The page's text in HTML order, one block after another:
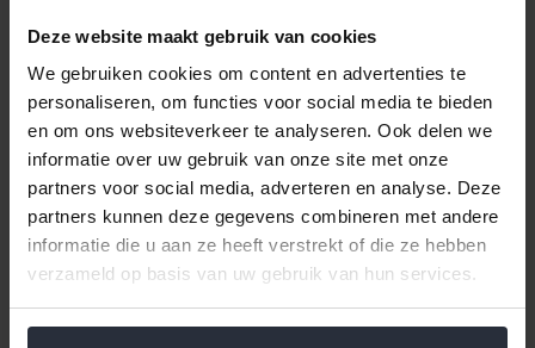
Deze website maakt gebruik van cookies
We gebruiken cookies om content en advertenties te
personaliseren, om functies voor social media te bieden
en om ons websiteverkeer te analyseren. Ook delen we
informatie over uw gebruik van onze site met onze
partners voor social media, adverteren en analyse. Deze
partners kunnen deze gegevens combineren met andere
informatie die u aan ze heeft verstrekt of die ze hebben
verzameld op basis van uw gebruik van hun services.
keuken.